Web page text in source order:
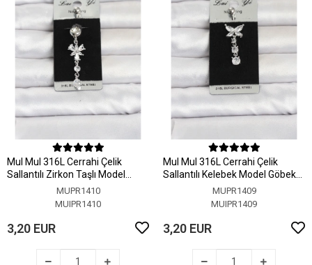
MuI MuI 316L Cerrahi Çelik
Sallantılı Zirkon Taşlı Model
Göbek PiercingMUPR1410
MUIPR1410
3,20 EUR
MuI MuI 316L Cerrahi Çelik
Sallantılı Kelebek Model Göbek
MUPR1409
MUIPR1409
3,20 EUR